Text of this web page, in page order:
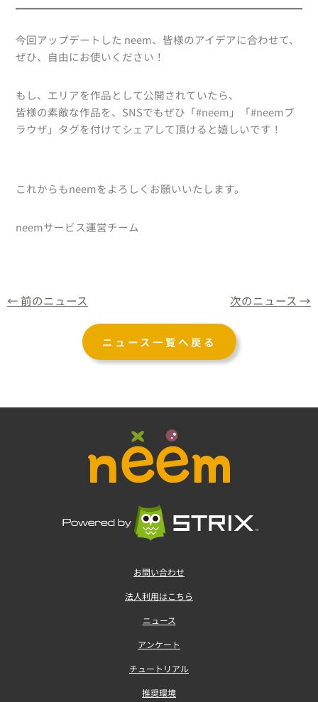
今回アップデートした neem、皆様のアイデアに合わせて、
ぜひ、自由にお使いください！
もし、エリアを作品として公開されていたら、
皆様の素敵な作品を、SNSでもぜひ「#neem」「#neemブ
ラウザ」タグを付けてシェアして頂けると嬉しいです！
これからもneemをよろしくお願いいたします。
neemサービス運営チーム
← 前のニュース 次のニュース→
ニュース一覧へ戻る
お問い合わせ
法人利用はこちら
ニュース
アンケート
チュートリアル
推奨環境